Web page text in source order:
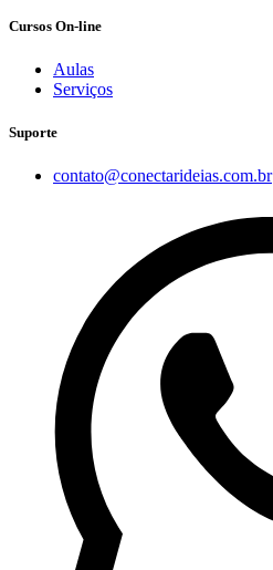
Cursos On-line
Aulas
Serviços
Suporte
contato@conectarideias.com.br